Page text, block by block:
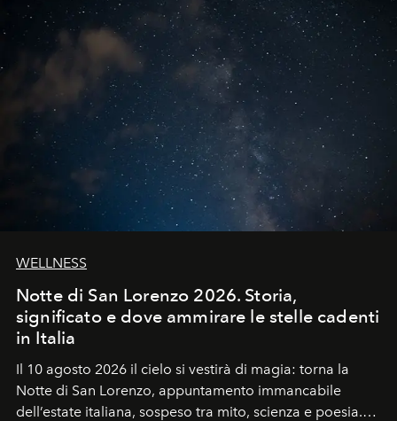
WELLNESS
Notte di San Lorenzo 2026. Storia,
significato e dove ammirare le stelle cadenti
in Italia
Il 10 agosto 2026 il cielo si vestirà di magia: torna la
Notte di San Lorenzo, appuntamento immancabile
dell’estate italiana, sospeso tra mito, scienza e poesia.